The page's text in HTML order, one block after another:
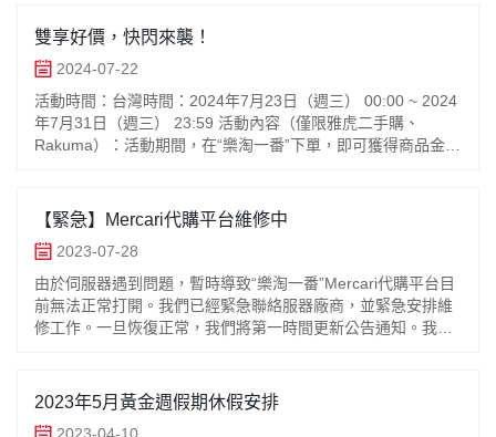
（僅限Mercari）：活動期間，前200單“樂淘一番”訂單，單筆
訂單商品金額滿100,000日元（不包括運費和支付手續費）即
可使用11%OFF優惠券一張。先下單先得！！※請注意：每人
領取及使用次數不限！限時優惠倒數！超過200次（包括簡體
中文、繁體中文、英文）使用後，未使用的“樂淘一番”優惠券
將無效。儘快下單，享受超划算的購物體驗！ 日常活動時間：
（單筆訂單商品金額滿3,000日元可使用，不含運費、不含支付
手續費），每人領取及使用次數不限！2、1,000日元優惠券
（單筆訂單商品金額滿12,000日元可使用，不含運費、不含支
付手續費），每人領取及使用次數不限！3、8%OFF優惠（單
筆訂單商品金額滿30,000日元可使用，不含運費、不含支付手
續費），每人領取及使用次數不限！ 注意事項：1、以上優惠
用。3、如果在支付時忘記選擇使用優惠券，將無法補發或進行
任何後續處理。4、當一個訂單中包含多個商品時，該優惠券將
雙享好價，快閃來襲！
2024-07-22
活動時間：台灣時間：2024年7月23日（週三） 00:00 ~ 2024
年7月31日（週三） 23:59 活動內容（僅限雅虎二手購、
Rakuma）：活動期間，在“樂淘一番”下單，即可獲得商品金額
限！活動開始後開啟APP或是樂淘一番網頁，點擊首頁下方的
“優惠券專區”進行領券。如果在首頁沒有找到“優惠券專區”入
口，請您退出APP重新進入，網頁：刷新一下首頁頁面。 注意
事項：1、以上優惠券僅適用於購買【雅虎二手購】、
【Rakuma】商品時的訂單結算，不可轉換爲現金，也不得用
於其他平台。2、每筆訂單限用一張優惠券，不可重複使用。
付金額和使用的積分（優惠券金額不予退還）。5、當一個訂單
中只有一個商品時，如果該商品被取消，將退還該商品實際支
【緊急】Mercari代購平台維修中
2023-07-28
由於伺服器遇到問題，暫時導致“樂淘一番”Mercari代購平台目
前無法正常打開。我們已經緊急聯絡服器廠商，並緊急安排維
修工作。一旦恢復正常，我們將第一時間更新公告通知。我們
2023年5月黃金週假期休假安排